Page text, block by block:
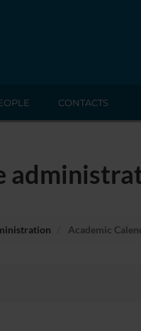
CONTACTS
Academic